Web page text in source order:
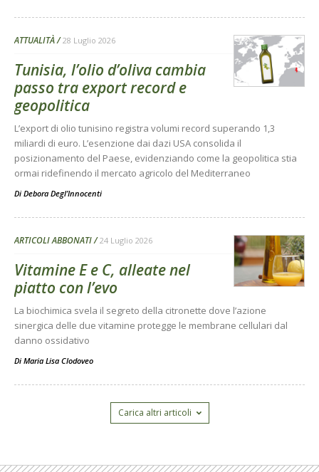
ATTUALITÀ 28 Luglio 2026
Tunisia, l’olio d’oliva cambia
passo tra export record e
geopolitica
L’export di olio tunisino registra volumi record superando 1,3
miliardi di euro. L’esenzione dai dazi USA consolida il
posizionamento del Paese, evidenziando come la geopolitica stia
ormai ridefinendo il mercato agricolo del Mediterraneo
Di Debora Degl’Innocenti
ARTICOLI ABBONATI 24 Luglio 2026
Vitamine E e C, alleate nel
piatto con l’evo
La biochimica svela il segreto della citronette dove l’azione
sinergica delle due vitamine protegge le membrane cellulari dal
danno ossidativo
Di Maria Lisa Clodoveo
Carica altri articoli